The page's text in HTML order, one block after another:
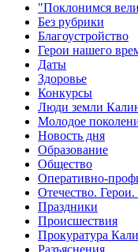
"Поклонимся
Без рубрики
Благоустройство
Герои нашего
Даты
Здоровье
Конкурсы
Люди земли
Молодое
Новость дня
Образование
Общество
Оперативно-
Отечество.
Праздники
Происшествия
Прокуратура